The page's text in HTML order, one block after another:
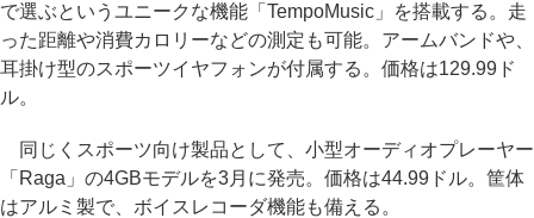
で選ぶというユニークな機能「TempoMusic」を搭載する。走
った距離や消費カロリーなどの測定も可能。アームバンドや、
耳掛け型のスポーツイヤフォンが付属する。価格は129.99ド
ル。
同じくスポーツ向け製品として、小型オーディオプレーヤー
「Raga」の4GBモデルを3月に発売。価格は44.99ドル。筐体
はアルミ製で、ボイスレコーダ機能も備える。